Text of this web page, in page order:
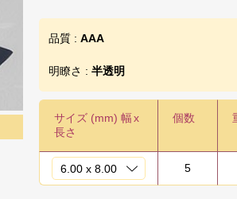
品質 : AAA
明瞭さ : 半透明
サイズ (mm) 幅x
長さ
個数
5